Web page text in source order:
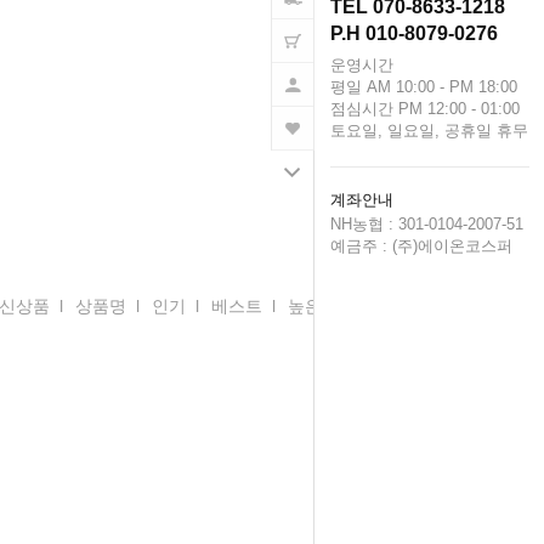
TEL 070-8633-1218
P.H 010-8079-0276
운영시간
평일 AM 10:00 - PM 18:00
점심시간 PM 12:00 - 01:00
토요일, 일요일, 공휴일 휴무
계좌안내
NH농협 : 301-0104-2007-51
예금주 : (주)에이온코스퍼
신상품 l 상품명 l 인기 l 베스트 l 높은 가격순